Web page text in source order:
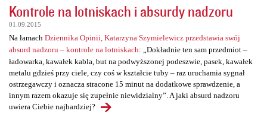
Kontrole na lotniskach i absurdy nadzoru
01.09.2015
Na łamach Dziennika Opinii, Katarzyna Szymielewicz przedstawia swój
absurd nadzoru – kontrole na lotniskach: „Dokładnie ten sam przedmiot –
ładowarka, kawałek kabla, but na podwyższonej podeszwie, pasek, kawałek
metalu gdzieś przy ciele, czy coś w kształcie tuby – raz uruchamia sygnał
ostrzegawczy i oznacza stracone 15 minut na dodatkowe sprawdzenie, a
innym razem okazuje się zupełnie niewidzialny”. A jaki absurd nadzoru
uwiera Ciebie najbardziej?